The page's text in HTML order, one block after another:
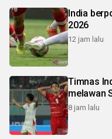
India
2026
12 jam lalu
Timnas
melawan
8 jam lalu